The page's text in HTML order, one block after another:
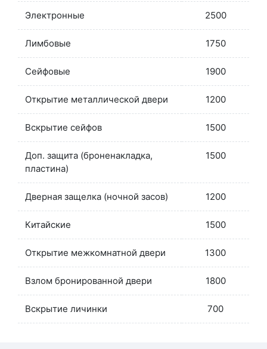
Электронные 2500
Лимбовые 1750
Сейфовые 1900
Открытие металлической двери 1200
Вскрытие сейфов 1500
Доп. защита (броненакладка,
пластина)
1500
Дверная защелка (ночной засов) 1200
Китайские 1500
Открытие межкомнатной двери 1300
Взлом бронированной двери 1800
Вскрытие личинки 700